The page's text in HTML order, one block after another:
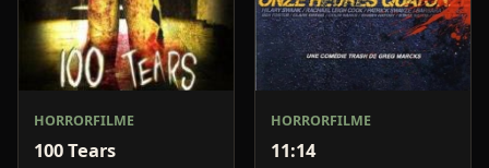
HORRORFILME
100 Tears
HORRORFILME
11:14